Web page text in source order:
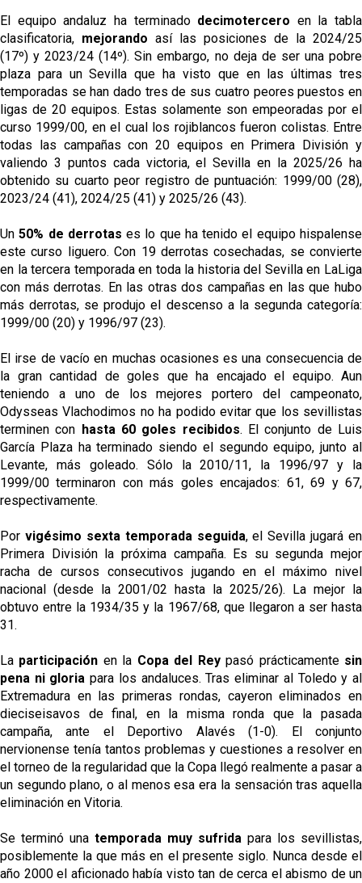
El equipo andaluz ha terminado decimotercero en la tabla
clasificatoria, mejorando así las posiciones de la 2024/25
(17º) y 2023/24 (14º). Sin embargo, no deja de ser una pobre
plaza para un Sevilla que ha visto que en las últimas tres
temporadas se han dado tres de sus cuatro peores puestos en
ligas de 20 equipos. Estas solamente son empeoradas por el
curso 1999/00, en el cual los rojiblancos fueron colistas. Entre
todas las campañas con 20 equipos en Primera División y
valiendo 3 puntos cada victoria, el Sevilla en la 2025/26 ha
obtenido su cuarto peor registro de puntuación: 1999/00 (28),
2023/24 (41), 2024/25 (41) y 2025/26 (43).
Un50% de derrotas es lo que ha tenido el equipo hispalense
este curso liguero. Con 19 derrotas cosechadas, se convierte
en la tercera temporada en toda la historia del Sevilla en LaLiga
con más derrotas. En las otras dos campañas en las que hubo
más derrotas, se produjo el descenso a la segunda categoría:
1999/00 (20) y 1996/97 (23).
El irse de vacío en muchas ocasiones es una consecuencia de
la gran cantidad de goles que ha encajado el equipo. Aun
teniendo a uno de los mejores portero del campeonato,
Odysseas Vlachodimos no ha podido evitar que los sevillistas
terminen con hasta 60 goles recibidos. El conjunto de Luis
García Plaza ha terminado siendo el segundo equipo, junto al
Levante, más goleado. Sólo la 2010/11, la 1996/97 y la
1999/00 terminaron con más goles encajados: 61, 69 y 67,
respectivamente.
Por vigésimo sexta temporada seguida, el Sevilla jugará en
Primera División la próxima campaña. Es su segunda mejor
racha de cursos consecutivos jugando en el máximo nivel
nacional (desde la 2001/02 hasta la 2025/26). La mejor la
obtuvo entre la 1934/35 y la 1967/68, que llegaron a ser hasta
31.
La participación en la Copa del Reypasó prácticamente sin
pena ni gloria para los andaluces. Tras eliminar al Toledo y al
Extremadura en las primeras rondas, cayeron eliminados en
dieciseisavos de final, en la misma ronda que la pasada
campaña, ante el Deportivo Alavés (1-0). El conjunto
nervionense tenía tantos problemas y cuestiones a resolver en
el torneo de la regularidad que la Copa llegó realmente a pasar a
un segundo plano, o al menos esa era la sensación tras aquella
eliminación en Vitoria.
Se terminó una temporada muy sufrida para los sevillistas,
posiblemente la que más en el presente siglo. Nunca desde el
año 2000 el aficionado había visto tan de cerca el abismo de un